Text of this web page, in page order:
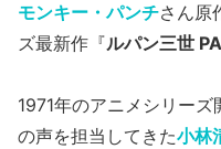
モンキー・パンチさん原
ズ最新作『ルパン三世
1971年のアニメシリー
の声を担当してきた小林